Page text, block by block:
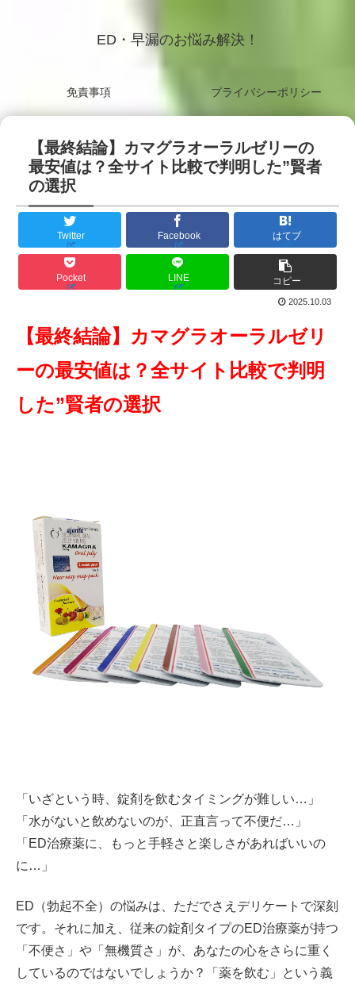
ED・早漏のお悩み解決！
免責事項 プライバシーポリシー
【最終結論】カマグラオーラルゼリーの
最安値は？全サイト比較で判明した”賢者
の選択
Twitter Facebook はてブ
Pocket LINE コピー
2025.10.03
【最終結論】カマグラオーラルゼリ
ーの最安値は？全サイト比較で判明
した”賢者の選択
「いざという時、錠剤を飲むタイミングが難しい…」
「水がないと飲めないのが、正直言って不便だ…」
「ED治療薬に、もっと手軽さと楽しさがあればいいの
に…」
ED（勃起不全）の悩みは、ただでさえデリケートで深刻
です。それに加え、従来の錠剤タイプのED治療薬が持つ
「不便さ」や「無機質さ」が、あなたの心をさらに重く
しているのではないでしょうか？「薬を飲む」という義